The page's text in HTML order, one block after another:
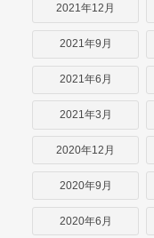
2021年12月
2021年9月
2021年6月
2021年3月
2020年12月
2020年9月
2020年6月